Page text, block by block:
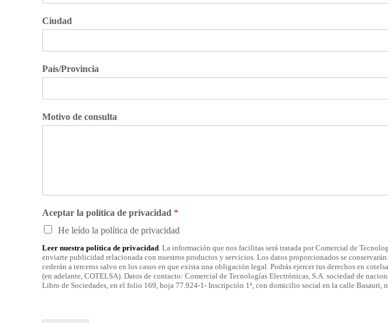
Ciudad
País/Provincia
Motivo de consulta
Aceptar la política de privacidad *
He leído la política de privacidad
Leer nuestra política de privacidad. La información que nos facilitas será tratada por Comercial de
enviarte publicidad relacionada con nuestros productos y servicios. Los datos proporcionados se
cederán a terceros salvo en los casos en que exista una obligación legal. Podrás ejercer tus derechos en
(en adelante, COTELSA). Datos de contacto: Comercial de Tecnologías Electrónicas, S.A. sociedad de
Libro de Sociedades, en el folio 169, hoja 77.924-1- Inscripción 1ª, con domicilio social en la calle Basauri,